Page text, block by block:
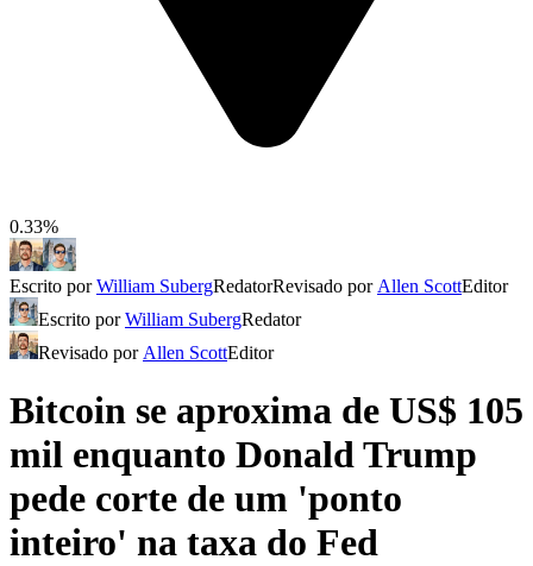
0.33%
Escrito porWilliam SubergRedatorRevisado por Allen ScottEditor
Escrito porWilliam SubergRedator
Revisado por Allen ScottEditor
Bitcoin se aproxima de US$ 105
mil enquanto Donald Trump
pede corte de um 'ponto
inteiro' na taxa do Fed